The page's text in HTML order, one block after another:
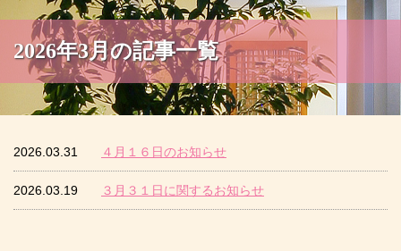
2026年3月の記事一覧
2026.03.31 ４月１６日のお知らせ
2026.03.19 ３月３１日に関するお知らせ